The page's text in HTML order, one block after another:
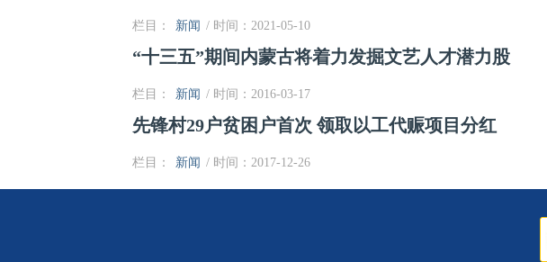
栏目： 新闻 / 时间：2021-05-10
“十三五”期间内蒙古将着力发掘文艺人才潜力股
栏目： 新闻 / 时间：2016-03-17
先锋村29户贫困户首次 领取以工代赈项目分红
栏目： 新闻 / 时间：2017-12-26